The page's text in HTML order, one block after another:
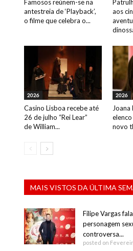
Famosos reúnem-se na
antestreia de ‘Playback’,
o filme que celebra o...
aos
2026
Casino Lisboa recebe até
26 de julho “Rei Lear”
de William...
2026
elenco
novo
MAIS VISTOS DA ÚLTIMA
Filipe Vargas
personagem
controversa...
posted on